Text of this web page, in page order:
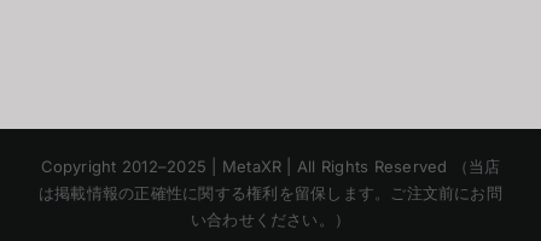
Copyright 2012–2025 | MetaXR | All Rights Reserved （当店
は掲載情報の正確性に関する権利を留保します。ご注文前にお問
い合わせください。）
Chinese